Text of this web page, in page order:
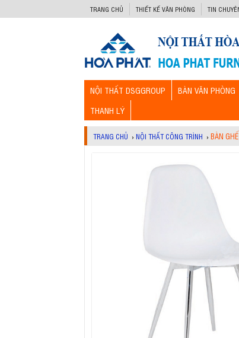
TRANG CHỦ THIẾT KẾ VĂN PHÒNG TIN
NỘI THẤT DSGGROUP BÀN VĂN PHÒNG
THANH LÝ
TRANG CHỦ › NỘI THẤT CÔNG TRÌNH ›BÀN